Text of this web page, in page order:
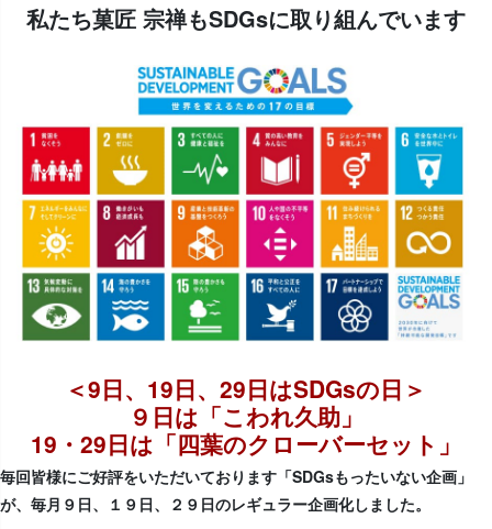
私たち菓匠 宗禅もSDGsに取り組んでいます
＜9日、19日、29日はSDGsの日＞
９日は「こわれ久助」
19・29日は「四葉のクローバーセット」
毎回皆様にご好評をいただいております「SDGsもったいない企画」
が、毎月９日、１９日、２９日のレギュラー企画化しました。